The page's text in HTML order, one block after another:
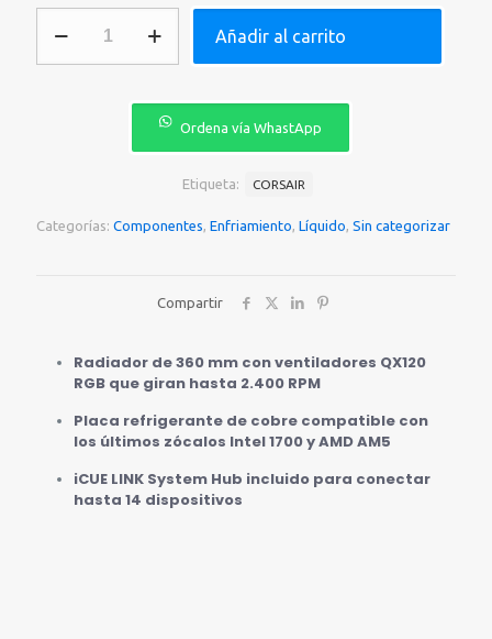
LIQUIDO
WW
Añadir al carrito
Ordena vía WhastApp
Categorías: Componentes, Enfriamiento, Líquido, Sin categorizar
Etiqueta: CORSAIR
Compartir
Radiador de 360 mm con ventiladores QX120
RGB que giran hasta 2.400 RPM
Placa refrigerante de cobre compatible con
los últimos zócalos Intel 1700 y AMD AM5
iCUE LINK System Hub incluido para conectar
hasta 14 dispositivos